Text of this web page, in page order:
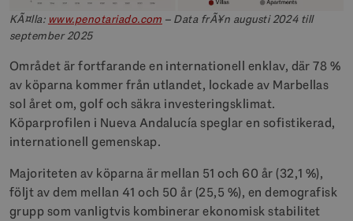
KÃ¤lla: www.penotariado.com – Data frÃ¥n augusti 2024 till
september 2025
Området är fortfarande en internationell enklav, där 78 %
av köparna kommer från utlandet, lockade av Marbellas
sol året om, golf och säkra investeringsklimat.
Köparprofilen i Nueva Andalucía speglar en sofistikerad,
internationell gemenskap.
Majoriteten av köparna är mellan 51 och 60 år (32,1 %),
följt av dem mellan 41 och 50 år (25,5 %), en demografisk
grupp som vanligtvis kombinerar ekonomisk stabilitet